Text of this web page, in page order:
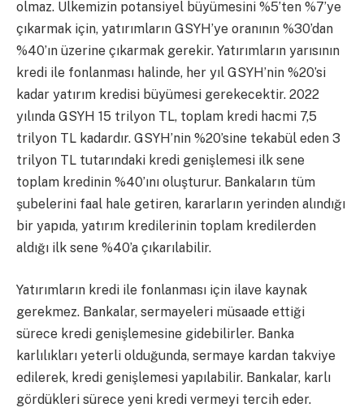
olmaz. Ülkemizin potansiyel büyümesini %5’ten %7’ye
çıkarmak için, yatırımların GSYH’ye oranının %30’dan
%40’ın üzerine çıkarmak gerekir. Yatırımların yarısının
kredi ile fonlanması halinde, her yıl GSYH’nin %20’si
kadar yatırım kredisi büyümesi gerekecektir. 2022
yılında GSYH 15 trilyon TL, toplam kredi hacmi 7,5
trilyon TL kadardır. GSYH’nin %20’sine tekabül eden 3
trilyon TL tutarındaki kredi genişlemesi ilk sene
toplam kredinin %40’ını oluşturur. Bankaların tüm
şubelerini faal hale getiren, kararların yerinden alındığı
bir yapıda, yatırım kredilerinin toplam kredilerden
aldığı ilk sene %40’a çıkarılabilir.
Yatırımların kredi ile fonlanması için ilave kaynak
gerekmez. Bankalar, sermayeleri müsaade ettiği
sürece kredi genişlemesine gidebilirler. Banka
karlılıkları yeterli olduğunda, sermaye kardan takviye
edilerek, kredi genişlemesi yapılabilir. Bankalar, karlı
gördükleri sürece yeni kredi vermeyi tercih eder.